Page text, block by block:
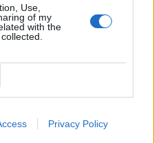
Use,
of my
with the
Privacy Policy
μονάδες ο Γενικός
0,07%